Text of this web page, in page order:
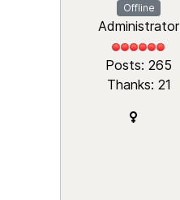
Offline
Administrator
Posts: 265
Thanks: 21